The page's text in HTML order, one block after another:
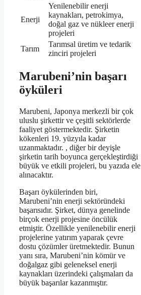
Enerji
Yenilenebilir enerji
kaynakları, petrokimya,
doğal gaz ve nükleer enerji
projeleri
Tarım
Tarımsal üretim ve tedarik
zinciri projeleri
Marubeni’nin başarı
öyküleri
Marubeni, Japonya merkezli bir çok
uluslu şirkettir ve çeşitli sektörlerde
faaliyet göstermektedir. Şirketin
kökenleri 19. yüzyıla kadar
uzanmaktadır. , diğer bir deyişle
şirketin tarih boyunca gerçekleştirdiği
büyük ve etkili projeleri, bu yazıda ele
alınacaktır.
Başarı öykülerinden biri,
Marubeni’nin enerji sektöründeki
başarısıdır. Şirket, dünya genelinde
birçok enerji projesine öncülük
etmiştir. Özellikle yenilenebilir enerji
projelerine yatırım yaparak çevre
dostu çözümler üretmektedir. Bunun
yanı sıra, Marubeni’nin kömür ve
doğalgaz gibi geleneksel enerji
kaynakları üzerindeki çalışmaları da
büyük başarılar kazanmıştır.